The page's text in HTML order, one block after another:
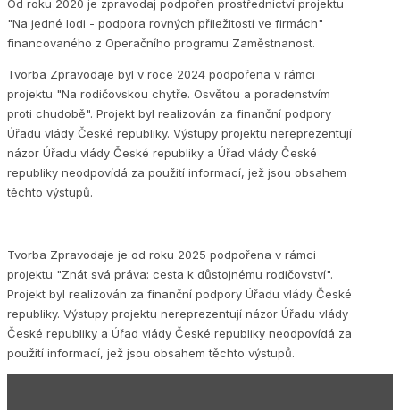
Od roku 2020 je zpravodaj podpořen prostřednictví projektu
"Na jedné lodi - podpora rovných příležitostí ve firmách"
financovaného z Operačního programu Zaměstnanost.
Tvorba Zpravodaje byl v roce 2024 podpořena v rámci
projektu "Na rodičovskou chytře. Osvětou a poradenstvím
proti chudobě". Projekt byl realizován za finanční podpory
Úřadu vlády České republiky. Výstupy projektu nereprezentují
názor Úřadu vlády České republiky a Úřad vlády České
republiky neodpovídá za použití informací, jež jsou obsahem
těchto výstupů.
Tvorba Zpravodaje je od roku 2025 podpořena v rámci
projektu "Znát svá práva: cesta k důstojnému rodičovství".
Projekt byl realizován za finanční podpory Úřadu vlády České
republiky. Výstupy projektu nereprezentují názor Úřadu vlády
České republiky a Úřad vlády České republiky neodpovídá za
použití informací, jež jsou obsahem těchto výstupů.